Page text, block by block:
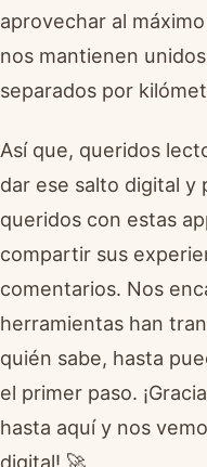
aprovechar al
nos mantienen
separados por
Así que, queridos
dar ese salto digital y
queridos con estas
compartir sus
comentarios. Nos
herramientas han
quién sabe, hasta
el primer paso.
hasta aquí y nos
digital! 🚀